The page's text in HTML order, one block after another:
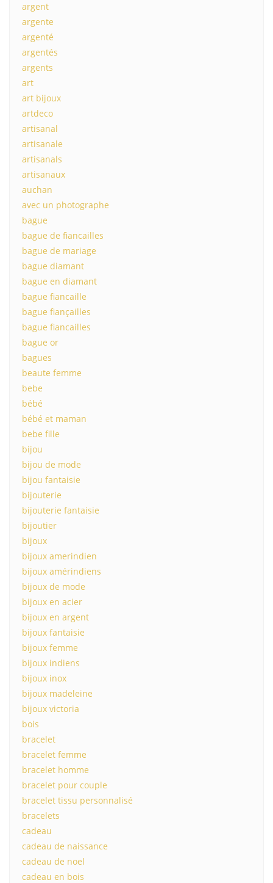
argent
argente
argenté
argentés
argents
art
art bijoux
artdeco
artisanal
artisanale
artisanals
artisanaux
auchan
avec un photographe
bague
bague de fiancailles
bague de mariage
bague diamant
bague en diamant
bague fiancaille
bague fiançailles
bague fiancailles
bague or
bagues
beaute femme
bebe
bébé
bébé et maman
bebe fille
bijou
bijou de mode
bijou fantaisie
bijouterie
bijouterie fantaisie
bijoutier
bijoux
bijoux amerindien
bijoux amérindiens
bijoux de mode
bijoux en acier
bijoux en argent
bijoux fantaisie
bijoux femme
bijoux indiens
bijoux inox
bijoux madeleine
bijoux victoria
bois
bracelet
bracelet femme
bracelet homme
bracelet pour couple
bracelet tissu personnalisé
bracelets
cadeau
cadeau de naissance
cadeau de noel
cadeau en bois